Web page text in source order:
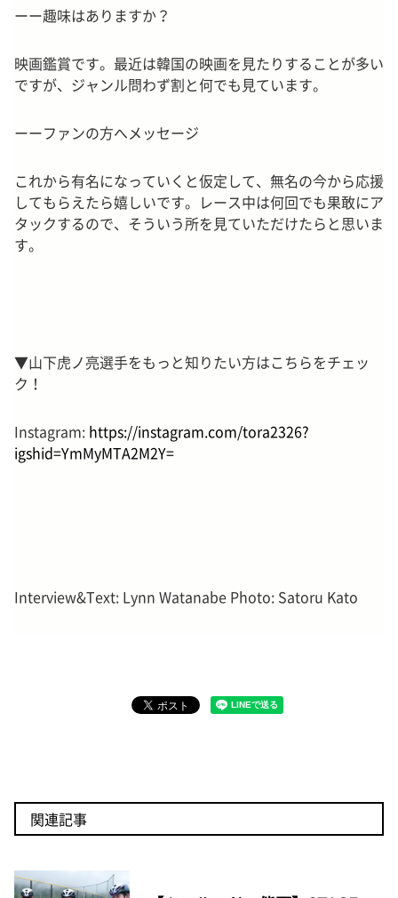
ーー趣味はありますか？
映画鑑賞です。最近は韓国の映画を見たりすることが多い
ですが、ジャンル問わず割と何でも見ています。
ーーファンの方へメッセージ
これから有名になっていくと仮定して、無名の今から応援
してもらえたら嬉しいです。レース中は何回でも果敢にア
タックするので、そういう所を見ていただけたらと思いま
す。
▼山下虎ノ亮選手をもっと知りたい方はこちらをチェッ
ク！
Instagram: https://instagram.com/tora2326?
igshid=YmMyMTA2M2Y=
Interview&Text: Lynn Watanabe Photo: Satoru Kato
関連記事